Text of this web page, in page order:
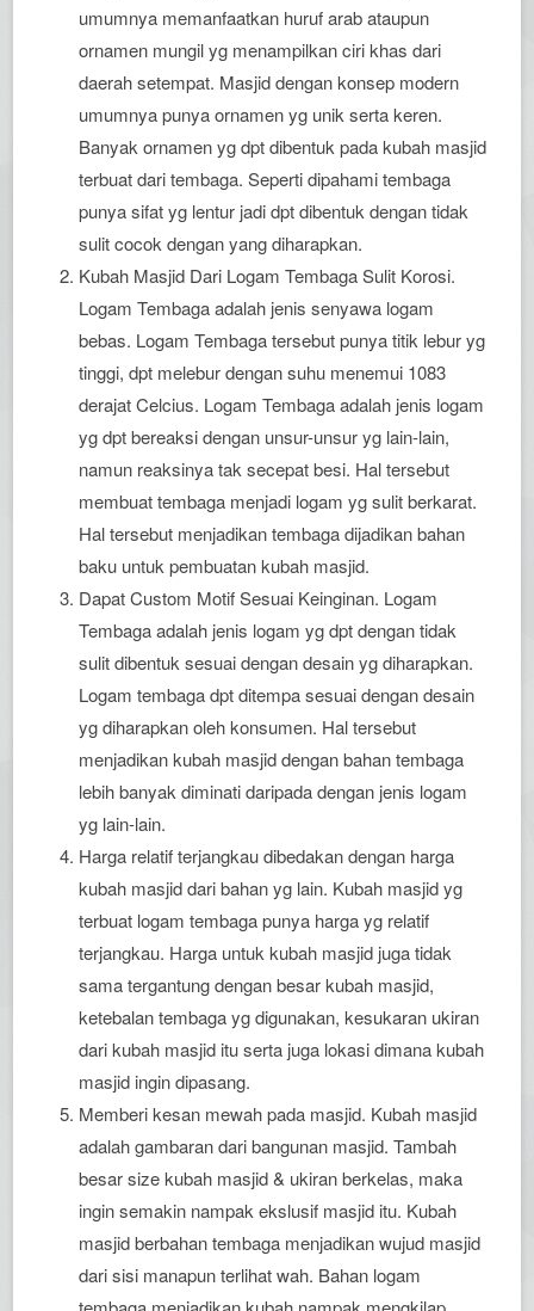
umumnya memanfaatkan huruf arab ataupun
ornamen mungil yg menampilkan ciri khas dari
daerah setempat. Masjid dengan konsep modern
umumnya punya ornamen yg unik serta keren.
Banyak ornamen yg dpt dibentuk pada kubah masjid
terbuat dari tembaga. Seperti dipahami tembaga
punya sifat yg lentur jadi dpt dibentuk dengan tidak
sulit cocok dengan yang diharapkan.
Kubah Masjid Dari Logam Tembaga Sulit Korosi.
Logam Tembaga adalah jenis senyawa logam
bebas. Logam Tembaga tersebut punya titik lebur yg
tinggi, dpt melebur dengan suhu menemui 1083
derajat Celcius. Logam Tembaga adalah jenis logam
yg dpt bereaksi dengan unsur-unsur yg lain-lain,
namun reaksinya tak secepat besi. Hal tersebut
membuat tembaga menjadi logam yg sulit berkarat.
Hal tersebut menjadikan tembaga dijadikan bahan
baku untuk pembuatan kubah masjid.
Dapat Custom Motif Sesuai Keinginan. Logam
Tembaga adalah jenis logam yg dpt dengan tidak
sulit dibentuk sesuai dengan desain yg diharapkan.
Logam tembaga dpt ditempa sesuai dengan desain
yg diharapkan oleh konsumen. Hal tersebut
menjadikan kubah masjid dengan bahan tembaga
lebih banyak diminati daripada dengan jenis logam
yg lain-lain.
Harga relatif terjangkau dibedakan dengan harga
kubah masjid dari bahan yg lain. Kubah masjid yg
terbuat logam tembaga punya harga yg relatif
terjangkau. Harga untuk kubah masjid juga tidak
sama tergantung dengan besar kubah masjid,
ketebalan tembaga yg digunakan, kesukaran ukiran
dari kubah masjid itu serta juga lokasi dimana kubah
masjid ingin dipasang.
Memberi kesan mewah pada masjid. Kubah masjid
adalah gambaran dari bangunan masjid. Tambah
besar size kubah masjid & ukiran berkelas, maka
ingin semakin nampak ekslusif masjid itu. Kubah
masjid berbahan tembaga menjadikan wujud masjid
dari sisi manapun terlihat wah. Bahan logam